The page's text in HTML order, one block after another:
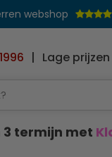
webshop
| Lage prijzen
3 termijn met